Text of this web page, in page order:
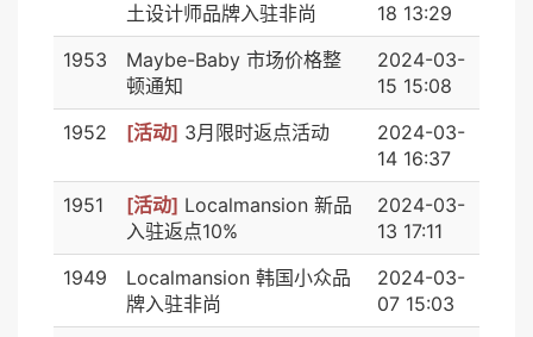
土设计师品牌入驻非尚
18 13:29
1953
Maybe-Baby 市场价格整
顿通知
2024-03-
15 15:08
1952
[活动] 3月限时返点活动
2024-03-
14 16:37
1951
[活动] Localmansion 新品
入驻返点10%
2024-03-
13 17:11
1949
Localmansion 韩国小众品
牌入驻非尚
2024-03-
07 15:03